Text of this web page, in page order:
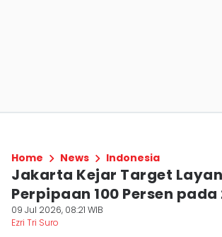
Home News Indonesia
Jakarta Kejar Target
Perpipaan 100 Persen pada
09 Jul 2026, 08:21 WIB
Ezri Tri Suro